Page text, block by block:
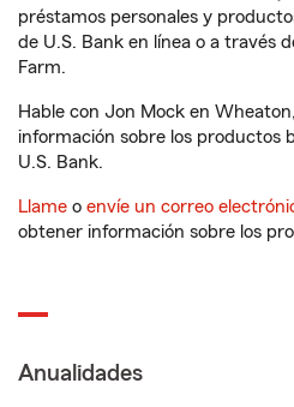
préstamos personales y
de U.S. Bank en línea o a través
Farm.
Hable con Jon Mock en
información sobre los productos
U.S. Bank.
Llame o envíe un correo
obtener información sobre los
Anualidades